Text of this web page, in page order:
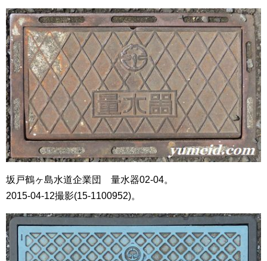
坂戸鶴ヶ島水道企業団 量水器02-04。
2015-04-12撮影(15-1100952)。